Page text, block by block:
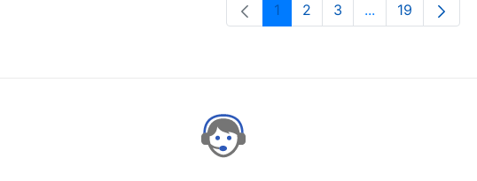
Page
1 Page
2 Page
3 ...Intermediate
Page
19